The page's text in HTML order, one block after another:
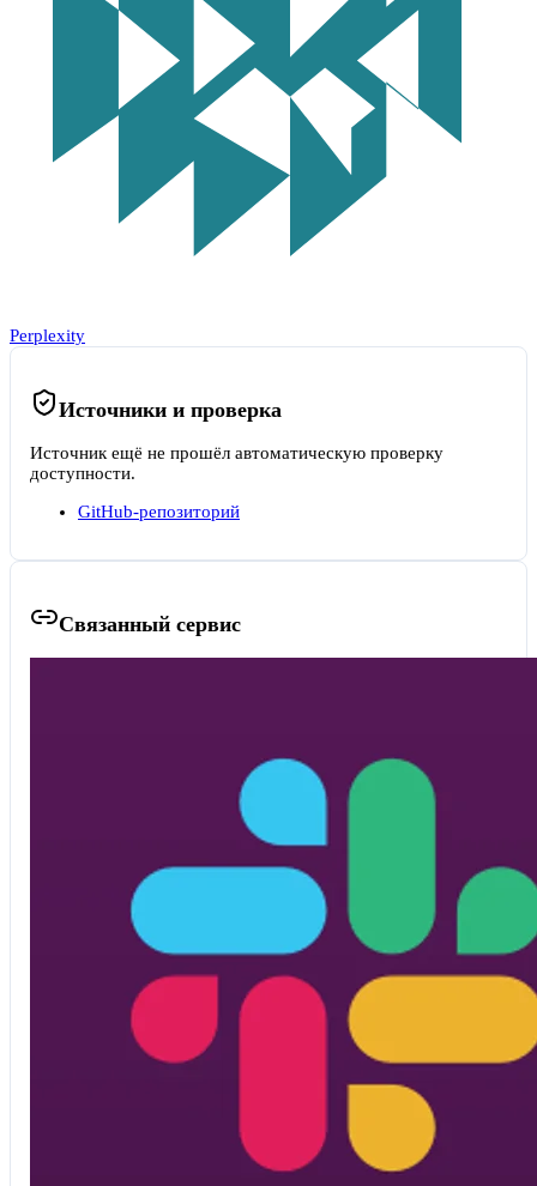
Perplexity
Источники и проверка
Источник ещё не прошёл автоматическую проверку
доступности.
GitHub-репозиторий
Связанный сервис